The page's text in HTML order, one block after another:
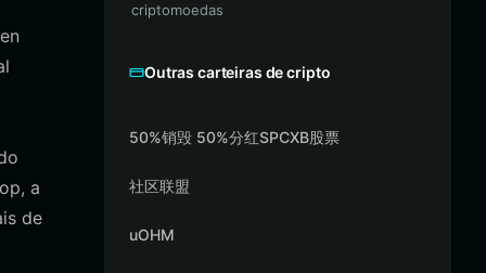
a
de
criptomoedas
Outras carteiras de cripto
50%销毁 50%分红SPCXB股票
社区联盟
uOHM